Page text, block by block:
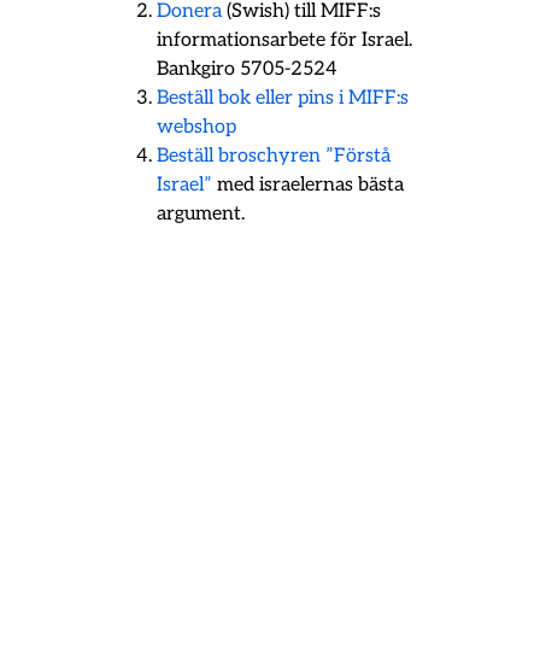
Donera(Swish) till MIFF:s
informationsarbete för Israel.
Bankgiro 5705-2524
Beställ bok eller pins i MIFF:s
webshop
Beställ broschyren ”Förstå
Israel” med israelernas bästa
argument.